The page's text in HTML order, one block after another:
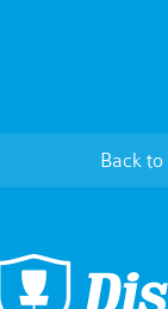
Back to